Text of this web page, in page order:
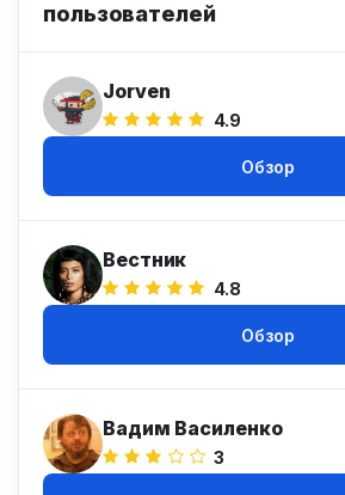
пользователей
Jorven
4.9
Обзор
Вестник
4.8
Обзор
Вадим Василенко
3